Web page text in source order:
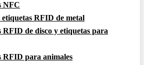
NFC
etiquetas RFID de metal
RFID de disco y etiquetas para
RFID para animales